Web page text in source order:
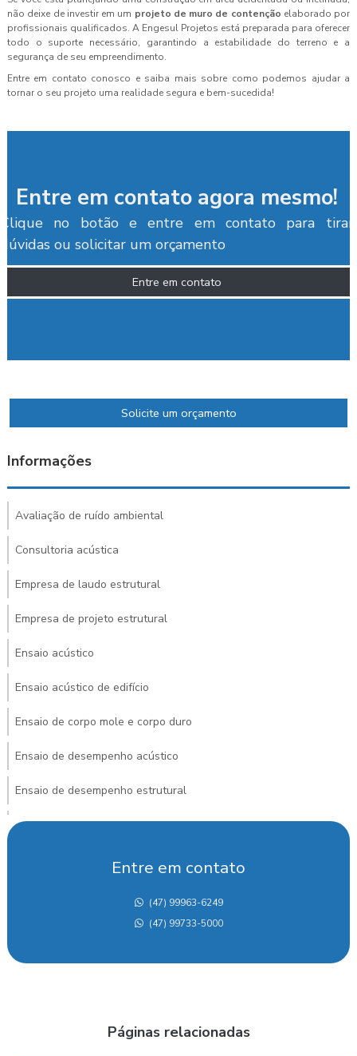
não deixe de investir em um projeto de muro de contenção elaborado por
profissionais qualificados. A Engesul Projetos está preparada para oferecer
todo o suporte necessário, garantindo a estabilidade do terreno e a
segurança de seu empreendimento.
Entre em contato conosco e saiba mais sobre como podemos ajudar a
tornar o seu projeto uma realidade segura e bem-sucedida!
Entre em contato agora mesmo!
Clique no botão e entre em contato para tirar
dúvidas ou solicitar um orçamento
Entre em contato
Solicite um orçamento
Informações
Avaliação de ruído ambiental
Consultoria acústica
Empresa de laudo estrutural
Empresa de projeto estrutural
Ensaio acústico
Ensaio acústico de edifício
Ensaio de corpo mole e corpo duro
Ensaio de desempenho acústico
Ensaio de desempenho estrutural
Ensaio de guarda corpo
Laudo acústico para bares
Laudo de avaliação estrutural
Laudo cautelar de vizinhança
Entre em contato
(47) 99963-6249
(47) 99733-5000
Páginas relacionadas